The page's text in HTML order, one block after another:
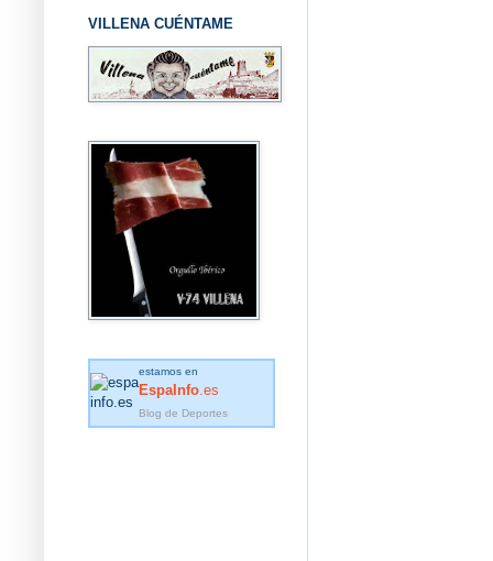
VILLENA CUÉNTAME
estamos en
EspaInfo .es
Blog de Deportes